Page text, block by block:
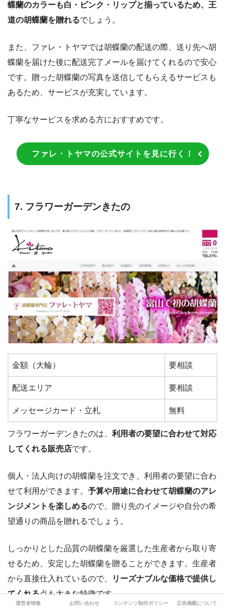
蝶蘭のカラーも白・ピンク・リップと揃っているため、王
道の胡蝶蘭を贈れるでしょう。
また、ファレ・トヤマでは胡蝶蘭の配送の際、送り先へ胡
蝶蘭を届けた後に配送完了メールを届けてくれるので安心
です。贈った胡蝶蘭の写真を送信してもらえるサービスも
あるため、サービスが充実しています。
丁寧なサービスを求める方におすすめです。
ファレ・トヤマの公式サイトを見に行く！
7. フラワーガーデンきたの
金額（大輪） 要相談
配送エリア 要相談
メッセージカード・立札 無料
フラワーガーデンきたのは、 利用者の要望に合わせて対応
してくれる販売店です。
個人・法人向けの胡蝶蘭を注文でき、利用者の要望に合わ
せて利用ができます。 予算や用途に合わせて胡蝶蘭のアレ
ンジメントを楽しめるので、贈り先のイメージや自分の希
望通りの商品を贈れるでしょう。
しっかりとした品質の胡蝶蘭を厳選した生産者から取り寄
せるため、安定した胡蝶蘭を贈ることができます。生産者
から直接仕入れているので、
リーズナブルな価格で提供し
てくれる点も大きな特徴です。
運営者情報 お問い合わせ コンテンツ制作ポリシー 広告掲載について